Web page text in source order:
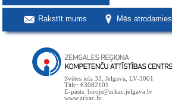
Rakstīt mums Mēs atrodamies
Svētes iela 33, Jelgava, LV-3001
Tālr.: 63082101
E-pasts: birojs@zrkac.jelgava.lv
www.zrkac.lv